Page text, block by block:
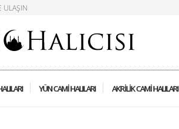
ULAŞIN
YÜN CAMI HALILARI AKRILIK CAMI HALILARI